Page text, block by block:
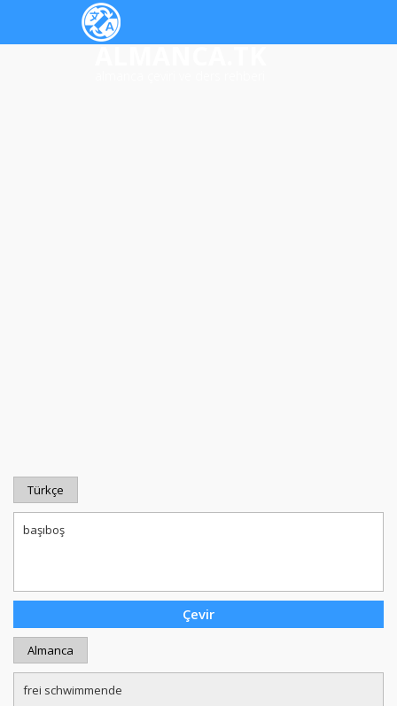
ALMANCA.TK
Türkçe
Almanca